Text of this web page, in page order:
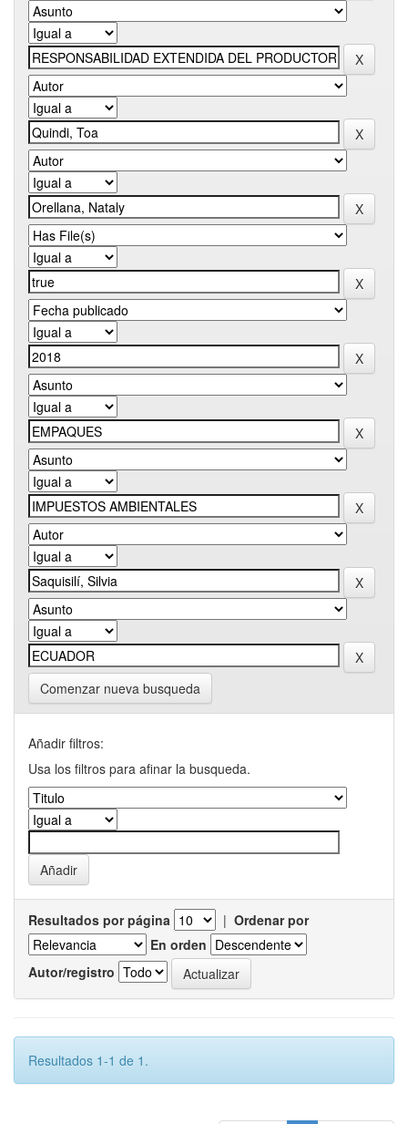
Comenzar nueva busqueda
Añadir filtros:
Usa los filtros para afinar la busqueda.
Resultados por página | Ordenar por
En orden
Autor/registro
Resultados 1-1 de 1.